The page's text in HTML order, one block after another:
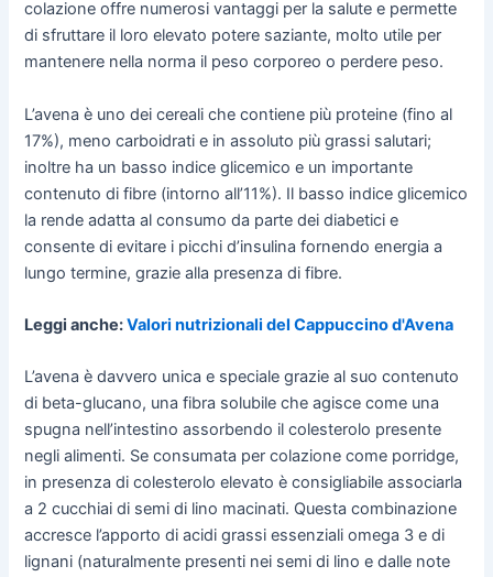
colazione offre numerosi vantaggi per la salute e permette
di sfruttare il loro elevato potere saziante, molto utile per
mantenere nella norma il peso corporeo o perdere peso.
L’avena è uno dei cereali che contiene più proteine (fino al
17%), meno carboidrati e in assoluto più grassi salutari;
inoltre ha un basso indice glicemico e un importante
contenuto di fibre (intorno all’11%). Il basso indice glicemico
la rende adatta al consumo da parte dei diabetici e
consente di evitare i picchi d’insulina fornendo energia a
lungo termine, grazie alla presenza di fibre.
Leggi anche:Valori nutrizionali del Cappuccino d'Avena
L’avena è davvero unica e speciale grazie al suo contenuto
di beta-glucano, una fibra solubile che agisce come una
spugna nell’intestino assorbendo il colesterolo presente
negli alimenti. Se consumata per colazione come porridge,
in presenza di colesterolo elevato è consigliabile associarla
a 2 cucchiai di semi di lino macinati. Questa combinazione
accresce l’apporto di acidi grassi essenziali omega 3 e di
lignani (naturalmente presenti nei semi di lino e dalle note